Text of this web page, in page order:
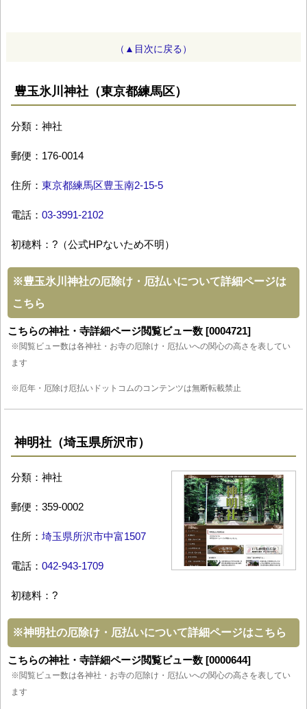
（▲目次に戻る）
豊玉氷川神社（東京都練馬区）
分類：神社
郵便：176-0014
住所： 東京都練馬区豊玉南2-15-5
電話： 03-3991-2102
初穂料：?（公式HPないため不明）
※豊玉氷川神社の厄除け・厄払いについて詳細ページは
こちら
こちらの神社・寺詳細ページ閲覧ビュー数 [0004721]
※閲覧ビュー数は各神社・お寺の厄除け・厄払いへの関心の高さを表してい
ます
※厄年・厄除け厄払いドットコムのコンテンツは無断転載禁止
神明社（埼玉県所沢市）
分類：神社
郵便：359-0002
住所： 埼玉県所沢市中富1507
電話： 042-943-1709
初穂料：?
※神明社の厄除け・厄払いについて詳細ページはこちら
こちらの神社・寺詳細ページ閲覧ビュー数 [0000644]
※閲覧ビュー数は各神社・お寺の厄除け・厄払いへの関心の高さを表してい
ます